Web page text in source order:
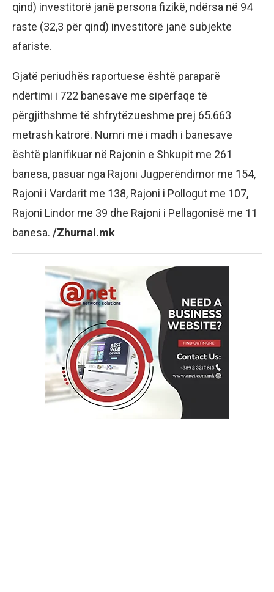
qind) investitorë janë persona fizikë, ndërsa në 94
raste (32,3 për qind) investitorë janë subjekte
afariste.
Gjatë periudhës raportuese është paraparë
ndërtimi i 722 banesave me sipërfaqe të
përgjithshme të shfrytëzueshme prej 65.663
metrash katrorë. Numri më i madh i banesave
është planifikuar në Rajonin e Shkupit me 261
banesa, pasuar nga Rajoni Jugperëndimor me 154,
Rajoni i Vardarit me 138, Rajoni i Pollogut me 107,
Rajoni Lindor me 39 dhe Rajoni i Pellagonisë me 11
banesa. /Zhurnal.mk